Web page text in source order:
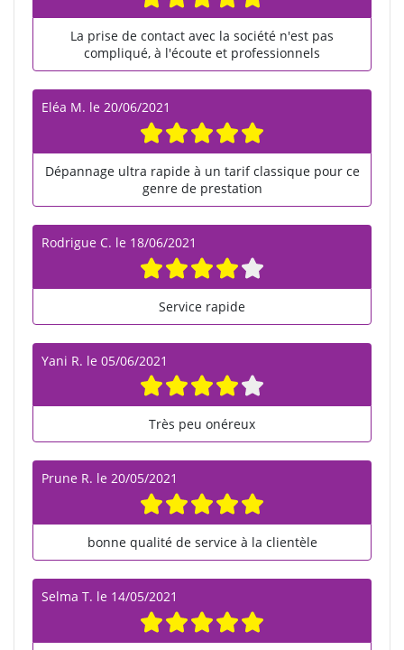
La prise de contact avec la société n'est pas
compliqué, à l'écoute et professionnels
Eléa M. le 20/06/2021
Dépannage ultra rapide à un tarif classique pour ce
genre de prestation
Rodrigue C. le 18/06/2021
Service rapide
Yani R. le 05/06/2021
Très peu onéreux
Prune R. le 20/05/2021
bonne qualité de service à la clientèle
Selma T. le 14/05/2021